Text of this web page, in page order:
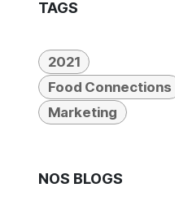
TAGS
2021
Food Connections
Marketing
NOS BLOGS